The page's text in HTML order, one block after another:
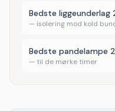
Bedste liggeunderlag
— isolering mod kold
Bedste pandelampe
— til de mørke timer